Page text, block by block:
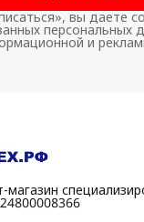
вы даете
персональных
и